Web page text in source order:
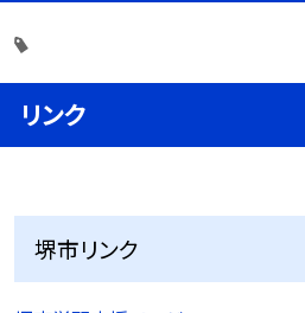
リンク
堺市リンク